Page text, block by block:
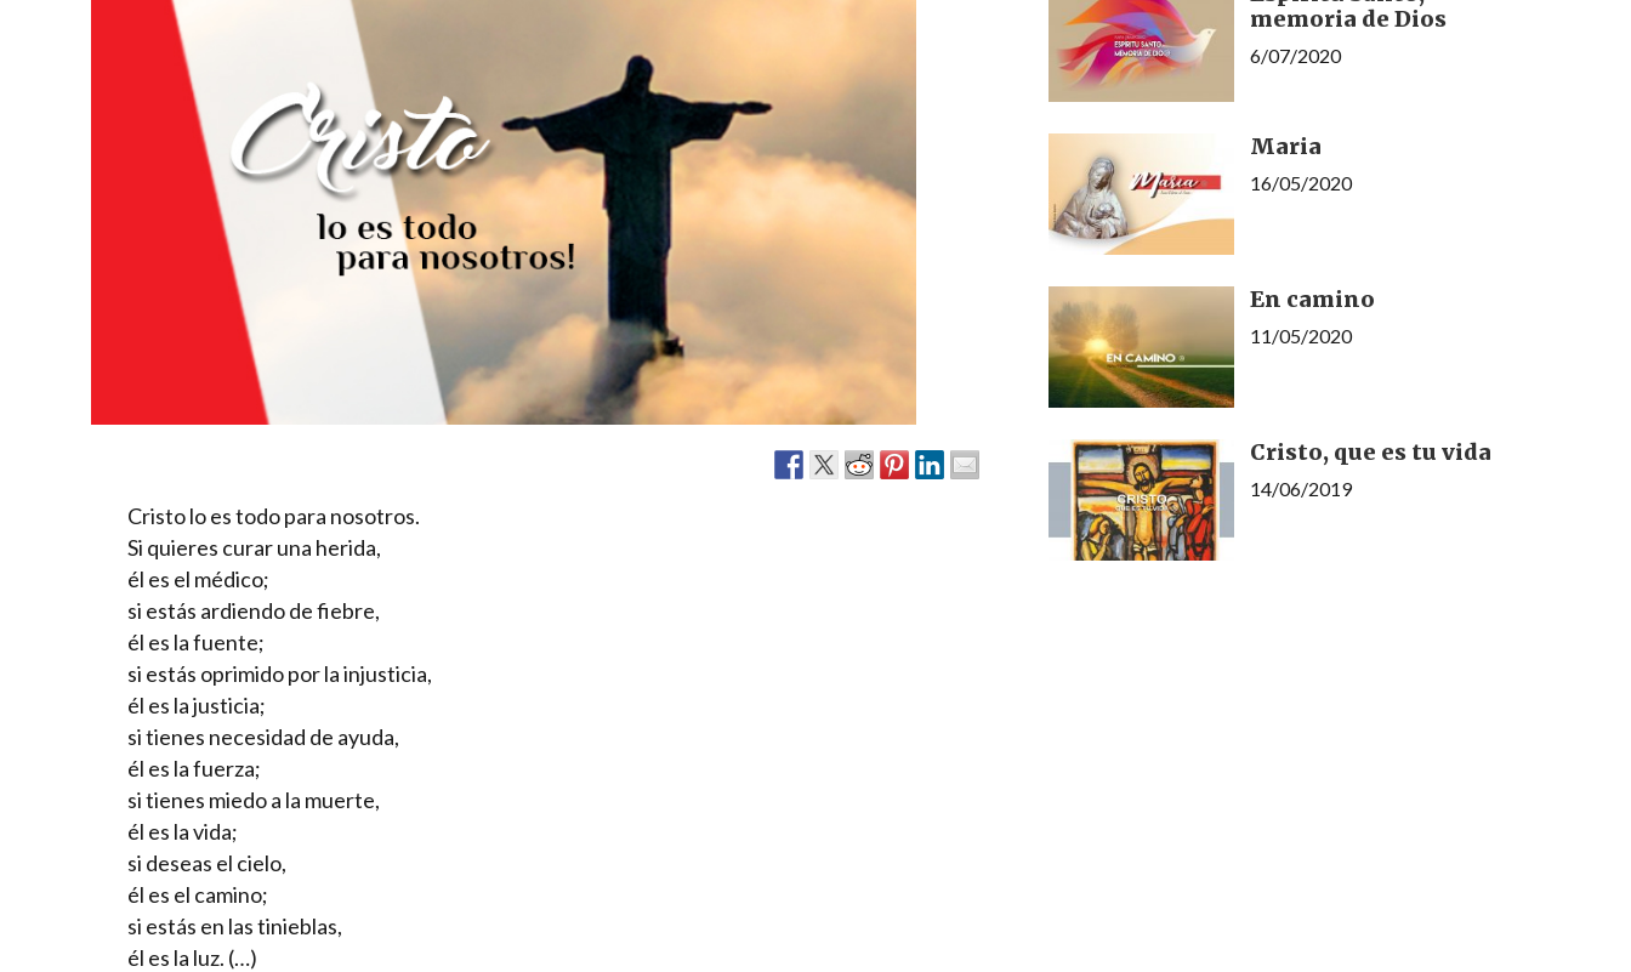
San Lorenzo di Fossano
Susa
Cristo lo es todo para nosotros.
Si quieres curar una herida,
él es el médico;
si estás ardiendo de fiebre,
él es la fuente;
si estás oprimido por la injusticia,
él es la justicia;
si tienes necesidad de ayuda,
él es la fuerza;
si tienes miedo a la muerte,
él es la vida;
si deseas el cielo,
él es el camino;
si estás en las tinieblas,
él es la luz. (…)
memoria de Dios
6/07/2020
Maria
16/05/2020
En camino
11/05/2020
Cristo, que es tu vida
14/06/2019